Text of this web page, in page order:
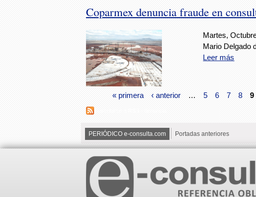
Coparmex denuncia fraude en
Martes,
Mario Delgado
Leer más
« primera ‹ anterior … 5 6 7 8 9
PERIÓDICO e-consulta.com Portadas anteriores